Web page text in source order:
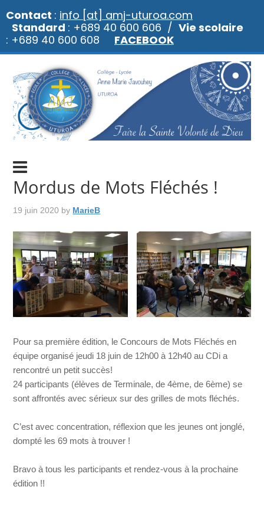
Mordus de Mots Fléchés !
19 juin 2020 by MarieB
Pour sa première édition, le Concours de Mots Fléchés en
équipe organisé jeudi 18 juin de 12h00 à 12h40 au CDi a
rencontré un petit succès!
24 participants (élèves de Terminale, de 4ème, de 6ème) se
sont affrontés avec sérieux sur des grilles de mots fléchés.
C’est avec concentration, réflexion que les jeunes ont jonglé,
dompté les 69 mots à trouver !
Bravo à tous les participants et rendez-vous à la prochaine
édition !!
Contact : info [at] amj-uturoa.com
Standard : +689 40 600 606 / Vie scolaire
: +689 40 600 608 FACEBOOK